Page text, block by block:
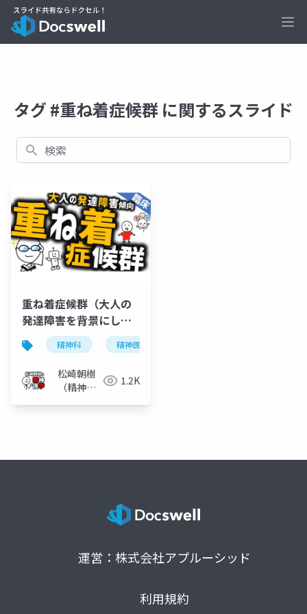
タグ #重ね着症候群 に関するスライド
検索
重ね着症候群（大人の
発達障害を背景にした
様々な精神症状）
精神科 精神医学
松崎朝樹
（精神科
1.2K
運営：株式会社アプルーシッド
利用規約